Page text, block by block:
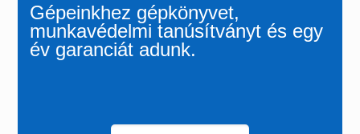
Gépeinkhez gépkönyvet,
munkavédelmi tanúsítványt és egy
év garanciát adunk.